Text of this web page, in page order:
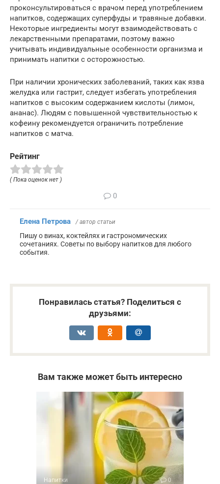
проконсультироваться с врачом перед употреблением
напитков, содержащих суперфуды и травяные добавки.
Некоторые ингредиенты могут взаимодействовать с
лекарственными препаратами, поэтому важно
учитывать индивидуальные особенности организма и
принимать напитки с осторожностью.
При наличии хронических заболеваний, таких как язва
желудка или гастрит, следует избегать употребления
напитков с высоким содержанием кислоты (лимон,
ананас). Людям с повышенной чувствительностью к
кофеину рекомендуется ограничить потребление
напитков с матча.
Рейтинг
( Пока оценок нет )
0
Елена Петрова / автор статьи
Пишу о винах, коктейлях и гастрономических
сочетаниях. Советы по выбору напитков для любого
события.
Понравилась статья? Поделиться с
друзьями:
Вам также может быть интересно
Напитки 0